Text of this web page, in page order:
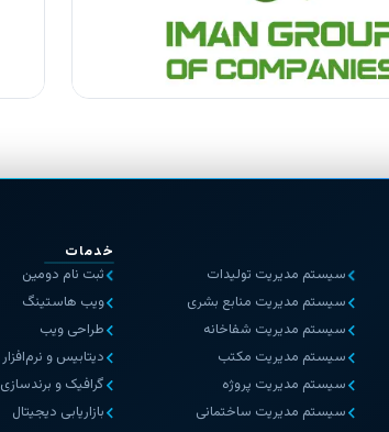
سیستم مدیریت تولیدات
سیستم مدیریت منابع بشری
سیستم مدیریت شفاخانه
سیستم مدیریت مکتب
سیستم مدیریت پروژه
سیستم مدیریت ساختمانی
خدمات
ثبت نام دومین
ویب هاستینگ
طراحی ویب
دیتابیس و نرم‌افزار
گرافیک و برندسازی
بازاریابی دیجیتال